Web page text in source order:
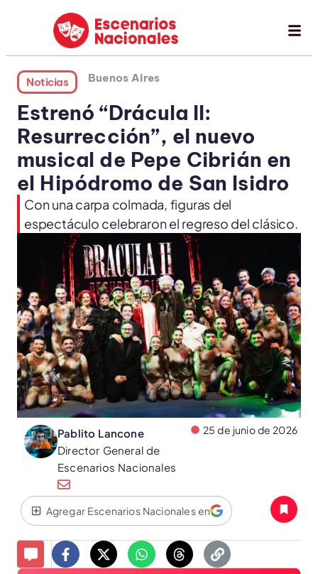
Noticias Buenos Aires
Estrenó “Drácula II:
Resurrección”, el nuevo
musical de Pepe Cibrián en
el Hipódromo de San Isidro
Con una carpa colmada, figuras del
espectáculo celebraron el regreso del clásico.
Pablito Lancone
Director General de
Escenarios Nacionales
25 de junio de 2026
Agregar Escenarios Nacionales en